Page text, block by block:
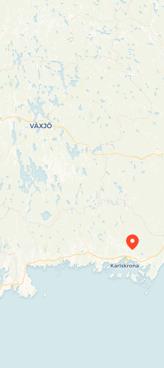
Travelers’ Map is
If you see this after your page
completely, leafletJS files are